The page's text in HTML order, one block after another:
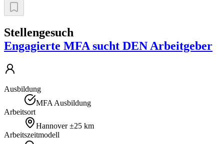
Stellengesuch
Engagierte MFA sucht DEN Arbeitgeber
Ausbildung
MFA Ausbildung
Arbeitsort
Hannover±25 km
Arbeitszeitmodell